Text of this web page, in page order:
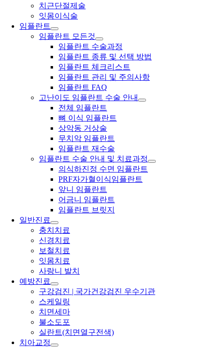
치근단절제술
잇몸이식술
임플란트
임플란트 모든것
임플란트 수술과정
임플란트 종류 및 선택 방법
임플란트 체크리스트
임플란트 관리 및 주의사항
임플란트 FAQ
고난이도 임플란트 수술 안내
전체 임플란트
뼈 이식 임플란트
상악동 거상술
무치악 임플란트
임플란트 재수술
임플란트 수술 안내 및 치료과정
의식하진정 수면 임플란트
PRF자가혈이식임플란트
앞니 임플란트
어금니 임플란트
임플란트 브릿지
일반진료
충치치료
신경치료
보철치료
잇몸치료
사랑니 발치
예방진료
구강검진 | 국가건강검진 우수기관
스케일링
치면세마
불소도포
실란트(치면열구전색)
치아교정